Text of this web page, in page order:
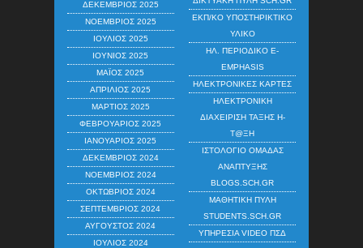
ΔΕΚΈΜΒΡΙΟΣ 2025
ΝΟΈΜΒΡΙΟΣ 2025
ΙΟΎΛΙΟΣ 2025
ΙΟΎΝΙΟΣ 2025
ΜΆΙΟΣ 2025
ΑΠΡΊΛΙΟΣ 2025
ΜΆΡΤΙΟΣ 2025
ΦΕΒΡΟΥΆΡΙΟΣ 2025
ΙΑΝΟΥΆΡΙΟΣ 2025
ΔΕΚΈΜΒΡΙΟΣ 2024
ΝΟΈΜΒΡΙΟΣ 2024
ΟΚΤΏΒΡΙΟΣ 2024
ΣΕΠΤΈΜΒΡΙΟΣ 2024
ΑΎΓΟΥΣΤΟΣ 2024
ΙΟΎΛΙΟΣ 2024
ΕΚΠ/ΚΌ ΥΠΟΣΤΗΡΙΚΤΙΚΌ
ΥΛΙΚΌ
ΗΛ. ΠΕΡΙΟΔΙΚΌ E-
EMPHASIS
ΗΛΕΚΤΡΟΝΙΚΈΣ ΚΆΡΤΕΣ
ΗΛΕΚΤΡΟΝΙΚΉ
ΔΙΑΧΕΊΡΙΣΗ ΤΆΞΗΣ Η-
Τ@ΞΗ
ΙΣΤΟΛΌΓΙΟ ΟΜΆΔΑΣ
ΑΝΆΠΤΥΞΗΣ
BLOGS.SCH.GR
ΜΑΘΗΤΙΚΉ ΠΎΛΗ
STUDENTS.SCH.GR
ΥΠΗΡΕΣΊΑ VIDEO ΠΣΔ